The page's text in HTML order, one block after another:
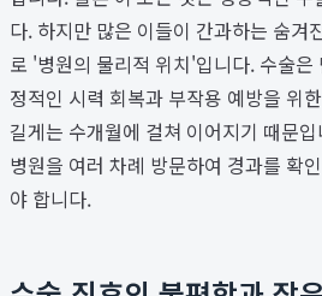
다. 하지만 많은 이들이 간과하는 숨겨
로 '병원의 물리적 위치'입니다. 수술은
정적인 시력 회복과 부작용 예방을 위
길게는 수개월에 걸쳐 이어지기 때문
병원을 여러 차례 방문하여 경과를 확
야 합니다.